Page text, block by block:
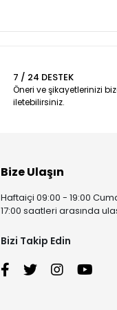
7 / 24 DESTEK
Öneri ve şikayetlerinizi
iletebilirsiniz.
Bize Ulaşın
Haftaiçi 09:00 - 19:00
17:00 saatleri arasında
Bizi Takip Edin